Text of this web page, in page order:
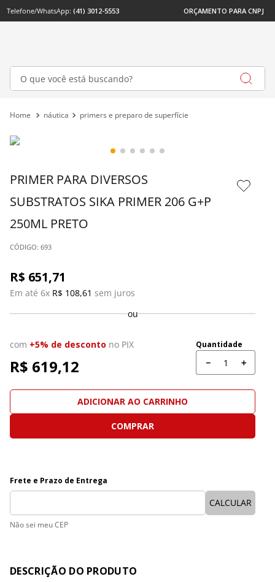
Telefone/WhatsApp: (41) 3012-5553 ORÇAMENTO PARA CNPJ
O que você está buscando?
náutica primers e preparo de superfície
PRIMER PARA DIVERSOS
SUBSTRATOS SIKA PRIMER 206 G+P
250ML PRETO
: 693
R$ 651,71
Em até 6x R$ 108,61 sem juros
ou
com +5% de desconto no PIX
R$ 619,12
Quantidade
＋
－
ADICIONAR AO CARRINHO
COMPRAR
Não sei meu CEP
Detalhes